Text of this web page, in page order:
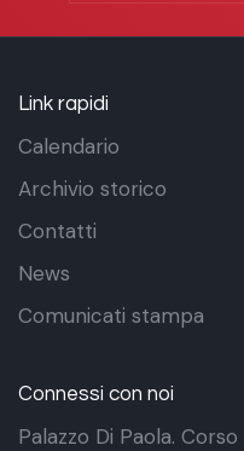
Link rapidi
Calendario
Archivio storico
Contatti
News
Comunicati stampa
Connessi con noi
Palazzo Di Paola.